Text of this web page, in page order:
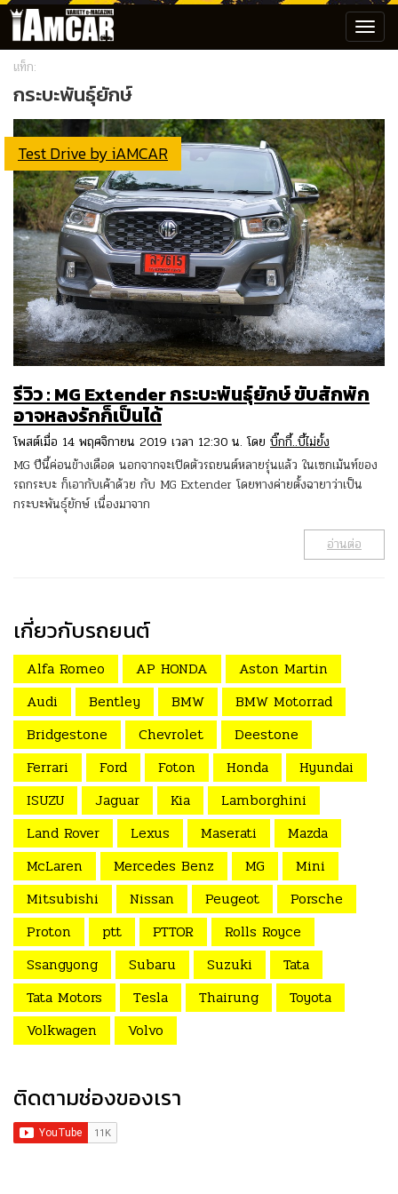
แท็ก:
กระบะพันธุ์ยักษ์
Test Drive by iAMCAR
รีวิว : MG Extender กระบะพันธุ์ยักษ์ ขับสักพัก
อาจหลงรักก็เป็นได้
โพสต์เมื่อ 14 พฤศจิกายน 2019 เวลา 12:30 น. โดย บิ๊กกี้..บี้ไม่ยั้ง
MG ปีนี้ค่อนข้างเดือด นอกจากจะเปิดตัวรถยนต์หลายรุ่นแล้ว ในเซกเม้นท์ของ
รถกระบะ ก็เอากับเค้าด้วย กับ MG Extender โดยทางค่ายตั้งฉายาว่าเป็น
กระบะพันธุ์ยักษ์ เนื่องมาจาก
อ่านต่อ
เกี่ยวกับรถยนต์
Alfa Romeo AP HONDA
Aston Martin
Audi
Bentley BMW
BMW Motorrad
Bridgestone
Chevrolet
Deestone
Ferrari
Ford Foton Honda
Hyundai
ISUZU
Jaguar Kia
Lamborghini
Land Rover
Lexus Maserati
Mazda
McLaren
Mercedes Benz MG
Mini
Mitsubishi
Nissan Peugeot
Porsche
Proton
ptt PTTOR
Rolls Royce
Ssangyong
Subaru Suzuki
Tata
Tata Motors
Tesla Thairung
Toyota
Volkwagen
Volvo
ติดตามช่องของเรา